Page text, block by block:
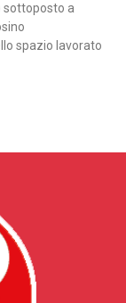
sottoposto a
spazio lavorato